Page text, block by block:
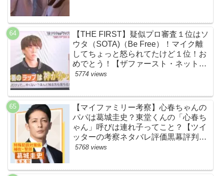
【THE FIRST】疑似プロ審査１位はソ
ウタ（SOTA)（Be Free）！マイク離
してちょっと怒られてたけど１位！お
めでとう！【ザファースト・ネットの
ネタバレ感想考察まとめ・スッキリ・
5774 views
【マイファミリー考察】心春ちゃんの
パパは葛城圭史？東堂くんの「心春ち
ゃん」呼びは連れ子ってこと？【ツイ
ッターの考察ネタバレ評価黒幕評判感
想批判原作犯人キャスト脚本あらすじ
5768 views